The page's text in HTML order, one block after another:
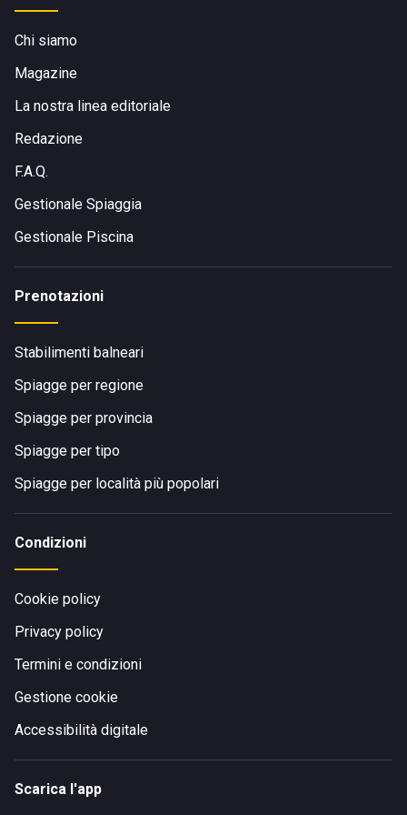
Chi siamo
Magazine
La nostra linea editoriale
Redazione
F.A.Q.
Gestionale Spiaggia
Gestionale Piscina
Prenotazioni
Stabilimenti balneari
Spiagge per regione
Spiagge per provincia
Spiagge per tipo
Spiagge per località più popolari
Condizioni
Cookie policy
Privacy policy
Termini e condizioni
Gestione cookie
Accessibilità digitale
Scarica l'app